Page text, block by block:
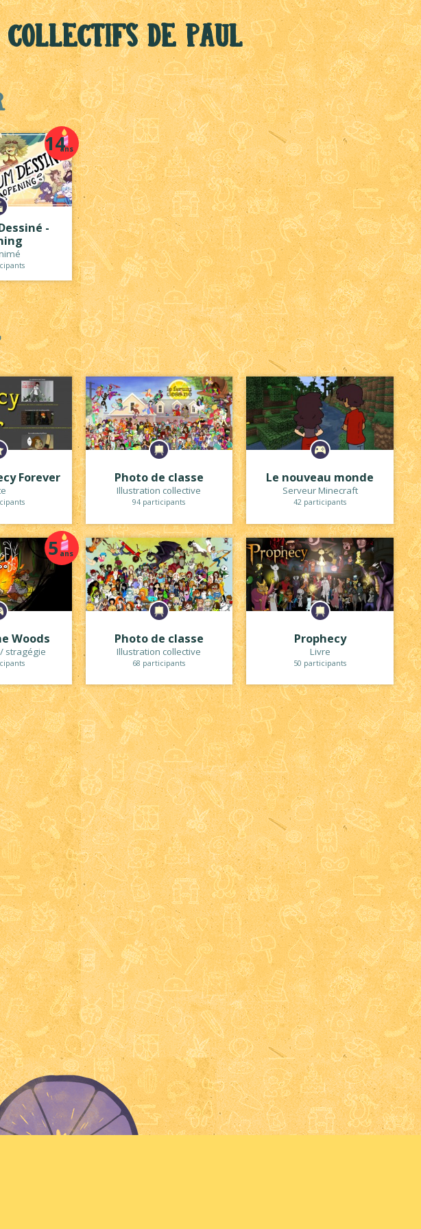
de Paul
14ans
-
Forever Photo de classe
Illustration collective
94 participants
Le nouveau monde
Serveur Minecraft
42 participants
5 ans
Woods
stragégie
Photo de classe
Illustration collective
68 participants
Prophecy
Livre
50 participants